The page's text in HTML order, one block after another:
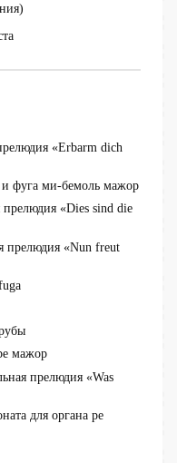
«Erbarm dich
фуга ми-бемоль мажор
«Dies sind die
прелюдия «Nun freut
мажор
прелюдия «Was
для органа ре